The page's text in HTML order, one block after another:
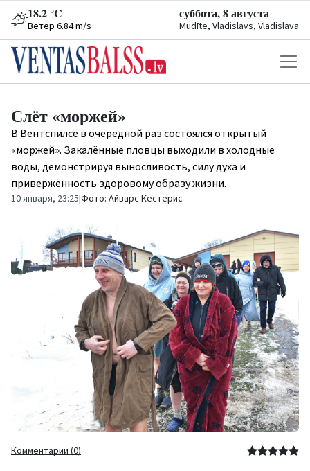
18.2 °C
Ветер 6.84 m/s
суббота, 8 августа
Mudīte, Vladislavs, Vladislava
Слёт «моржей»
В Вентспилсе в очередной раз состоялся открытый
«моржей». Закалённые пловцы выходили в холодные
воды, демонстрируя выносливость, силу духа и
приверженность здоровому образу жизни.
10 января, 23:25|Фото: Айварс Кестерис
Комментарии (0)